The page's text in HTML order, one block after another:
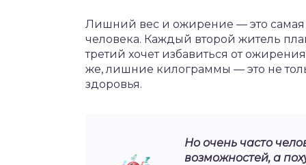
Лишний вес и ожирение — это самая
человека. Каждый второй житель
третий хочет избавиться от
же, лишние килограммы — это не
здоровья.
Но очень часто
возможностей, а